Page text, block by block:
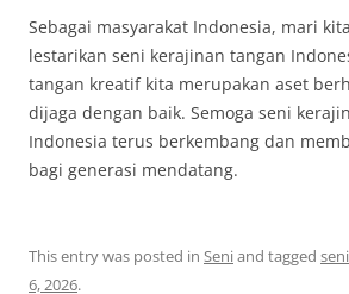
Sebagai masyarakat Indonesia, mari
lestarikan seni kerajinan tangan
tangan kreatif kita merupakan aset
dijaga dengan baik. Semoga seni
Indonesia terus berkembang dan
bagi generasi mendatang.
This entry was posted in Seniand tagged
6, 2026.